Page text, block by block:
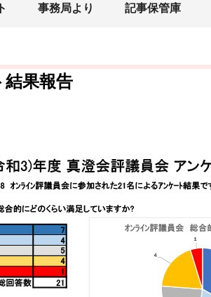
事務局より 記事保管庫
結果報告